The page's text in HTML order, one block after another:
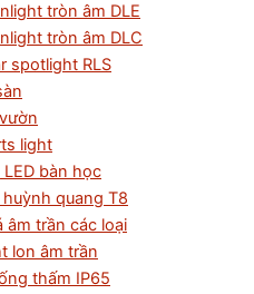
tròn âm DLE
tròn âm DLC
spotlight RLS
light
bàn học
quang T8
trần các loại
lon âm trần
thấm IP65